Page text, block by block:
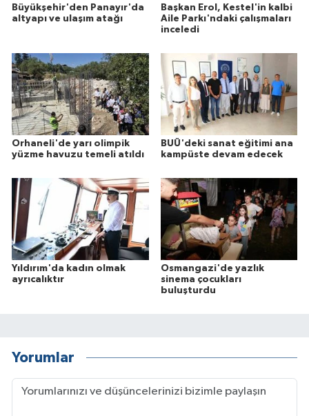
Büyükşehir'den Panayır'da
altyapı ve ulaşım atağı
Başkan Erol, Kestel'in kalbi
Aile Parkı'ndaki çalışmaları
inceledi
Orhaneli'de yarı olimpik
yüzme havuzu temeli atıldı
BUÜ'deki sanat eğitimi ana
kampüste devam edecek
Yıldırım'da kadın olmak
ayrıcalıktır
Osmangazi'de yazlık
sinema çocukları
buluşturdu
Yorumlar